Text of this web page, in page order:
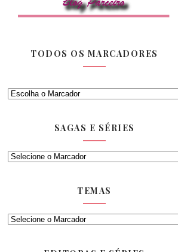
TODOS OS MARCADORES
SAGAS E SÉRIES
TEMAS